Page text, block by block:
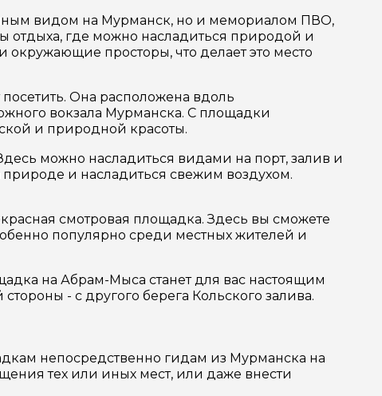
видом на Мурманск, но и мемориалом ПВО,
отдыха, где можно насладиться природой и
просторы, что делает это место
Она расположена вдоль
вокзала Мурманска. С площадки
и природной красоты.
можно насладиться видами на порт, залив и
природе и насладиться свежим воздухом.
смотровая площадка. Здесь вы сможете
популярно среди местных жителей и
на Абрам-Мыса станет для вас настоящим
- с другого берега Кольского залива.
непосредственно гидам из Мурманска на
тех или иных мест, или даже внести